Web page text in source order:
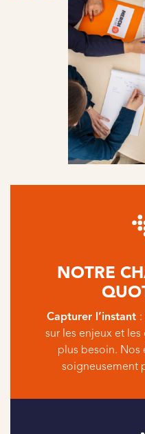
NOTRE
Capturer l’instant
sur les enjeux et
plus besoin. Nos
soigneusement